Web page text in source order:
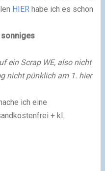
HIERhabe ich es schon
ein Scrap WE, also nicht
nicht pünklich am 1. hier
ich eine
+ kl.